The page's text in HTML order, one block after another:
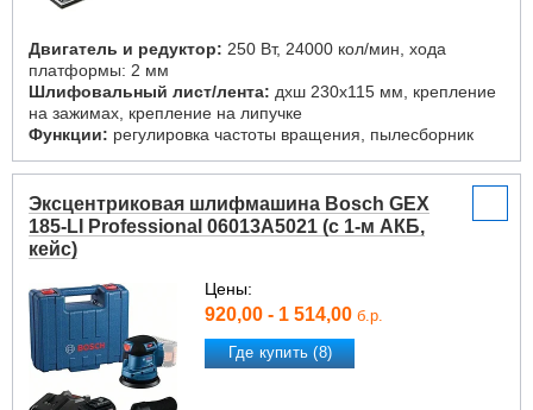
Двигатель и редуктор: 250 Вт, 24000 кол/мин, хода
платформы: 2 мм
Шлифовальный лист/лента: дxш 230x115 мм, крепление
на зажимах, крепление на липучке
Функции: регулировка частоты вращения, пылесборник
Эксцентриковая шлифмашина Bosch GEX
185-LI Professional 06013A5021 (с 1-м АКБ,
кейс)
Цены:
920,00 - 1 514,00 б.р.
Где купить (8)